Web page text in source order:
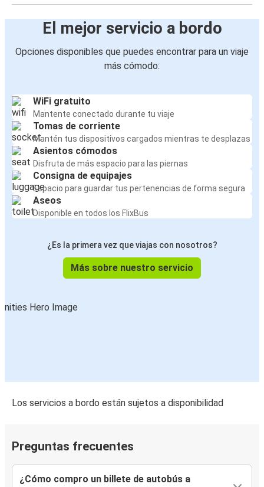
El mejor servicio a bordo
Opciones disponibles que puedes encontrar para un viaje
más cómodo:
WiFi gratuito
Mantente conectado durante tu viaje
Tomas de corriente
Mantén tus dispositivos cargados mientras te desplazas
Asientos cómodos
Disfruta de más espacio para las piernas
Consigna de equipajes
Espacio para guardar tus pertenencias de forma segura
Aseos
Disponible en todos los FlixBus
¿Es la primera vez que viajas con nosotros?
Más sobre nuestro servicio
Los servicios a bordo están sujetos a disponibilidad
Preguntas frecuentes
¿Cómo compro un billete de autobús a